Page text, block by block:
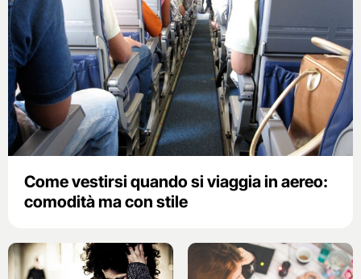
Come vestirsi quando si viaggia in aereo:
comodità ma con stile